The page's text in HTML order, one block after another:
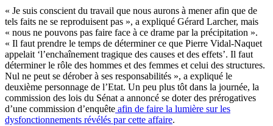
« Je suis conscient du travail que nous aurons à mener afin que de
tels faits ne se reproduisent pas », a expliqué Gérard Larcher, mais
« nous ne pouvons pas faire face à ce drame par la précipitation ».
« Il faut prendre le temps de déterminer ce que Pierre Vidal-Naquet
appelait ‘l’enchaînement tragique des causes et des effets’. Il faut
déterminer le rôle des hommes et des femmes et celui des structures.
Nul ne peut se dérober à ses responsabilités », a expliqué le
deuxième personnage de l’Etat. Un peu plus tôt dans la journée, la
commission des lois du Sénat a annoncé se doter des prérogatives
d’une commission d’enquête afin de faire la lumière sur les
dysfonctionnements révélés par cette affaire.